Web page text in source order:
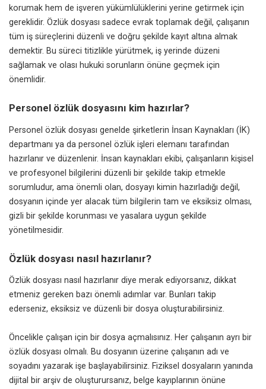
korumak hem de işveren yükümlülüklerini yerine getirmek için
gereklidir. Özlük dosyası sadece evrak toplamak değil, çalışanın
tüm iş süreçlerini düzenli ve doğru şekilde kayıt altına almak
demektir. Bu süreci titizlikle yürütmek, iş yerinde düzeni
sağlamak ve olası hukuki sorunların önüne geçmek için
önemlidir.
Personel özlük dosyasını kim hazırlar?
Personel özlük dosyası genelde şirketlerin İnsan Kaynakları (İK)
departmanı ya da personel özlük işleri elemanı tarafından
hazırlanır ve düzenlenir. İnsan kaynakları ekibi, çalışanların kişisel
ve profesyonel bilgilerini düzenli bir şekilde takip etmekle
sorumludur, ama önemli olan, dosyayı kimin hazırladığı değil,
dosyanın içinde yer alacak tüm bilgilerin tam ve eksiksiz olması,
gizli bir şekilde korunması ve yasalara uygun şekilde
yönetilmesidir.
Özlük dosyası nasıl hazırlanır?
Özlük dosyası nasıl hazırlanır diye merak ediyorsanız, dikkat
etmeniz gereken bazı önemli adımlar var. Bunları takip
ederseniz, eksiksiz ve düzenli bir dosya oluşturabilirsiniz.
Öncelikle çalışan için bir dosya açmalısınız. Her çalışanın ayrı bir
özlük dosyası olmalı. Bu dosyanın üzerine çalışanın adı ve
soyadını yazarak işe başlayabilirsiniz. Fiziksel dosyaların yanında
dijital bir arşiv de oluşturursanız, belge kayıplarının önüne